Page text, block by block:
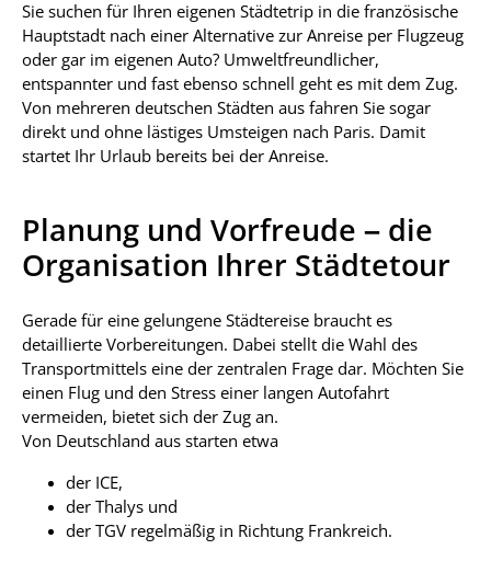
Sie suchen für Ihren eigenen Städtetrip in die französische
Hauptstadt nach einer Alternative zur Anreise per Flugzeug
oder gar im eigenen Auto? Umweltfreundlicher,
entspannter und fast ebenso schnell geht es mit dem Zug.
Von mehreren deutschen Städten aus fahren Sie sogar
direkt und ohne lästiges Umsteigen nach Paris. Damit
startet Ihr Urlaub bereits bei der Anreise.
Planung und Vorfreude – die
Organisation Ihrer Städtetour
Gerade für eine gelungene Städtereise braucht es
detaillierte Vorbereitungen. Dabei stellt die Wahl des
Transportmittels eine der zentralen Frage dar. Möchten Sie
einen Flug und den Stress einer langen Autofahrt
vermeiden, bietet sich der Zug an.
Von Deutschland aus starten etwa
der ICE,
der Thalys und
der TGV regelmäßig in Richtung Frankreich.